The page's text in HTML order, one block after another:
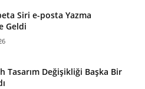
Siri e-posta Yazma
Geldi
Tasarım Değişikliği Başka Bir